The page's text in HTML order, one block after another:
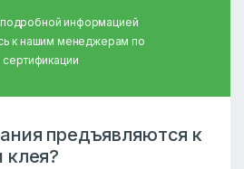
информацией
к нашим менеджерам по
сертификации
предъявляются к
клея?